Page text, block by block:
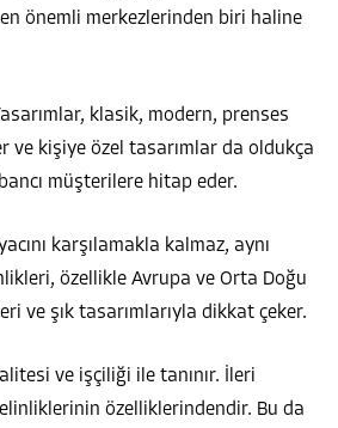
önemli merkezlerinden biri haline
klasik, modern, prenses
ve kişiye özel tasarımlar da oldukça
müşterilere hitap eder.
karşılamakla kalmaz, aynı
özellikle Avrupa ve Orta Doğu
ve şık tasarımlarıyla dikkat çeker.
ve işçiliği ile tanınır. İleri
özelliklerindendir. Bu da